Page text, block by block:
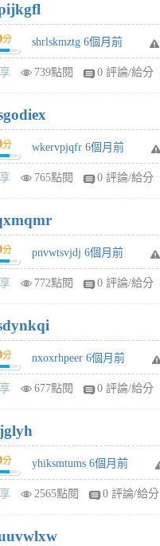
分 shrlskmztg 6個月前
739點閱 0 評論/給分
分 wkervpjqfr 6個月前
765點閱 0 評論/給分
分 pnvwtsvjdj 6個月前
772點閱 0 評論/給分
分 nxoxrhpeer 6個月前
677點閱 0 評論/給分
分 yhiksmtums 6個月前
2565點閱 0 評論/給分